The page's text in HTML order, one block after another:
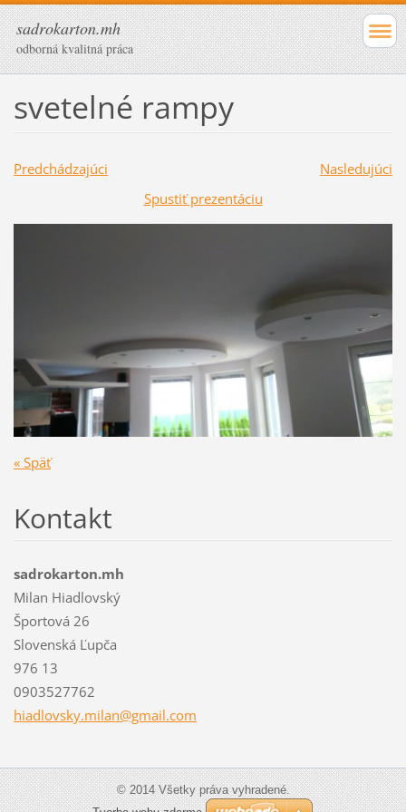
sadrokarton.mh
odborná kvalitná práca
svetelné rampy
Predchádzajúci
Nasledujúci
Spustiť prezentáciu
« Späť
Kontakt
sadrokarton.mh
Milan Hiadlovský
Športová 26
Slovenská Ľupča
976 13
0903527762
hiadlovsky.milan@gmail.com
© 2014 Všetky práva vyhradené.